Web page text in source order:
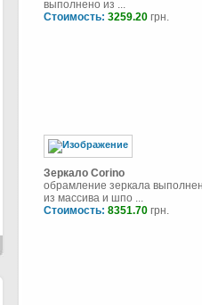
выполнено из ...
Стоимость: 3259.20 грн.
Зеркало Corino
обрамление зеркала
из массива и шпо ...
Стоимость: 8351.70 грн.